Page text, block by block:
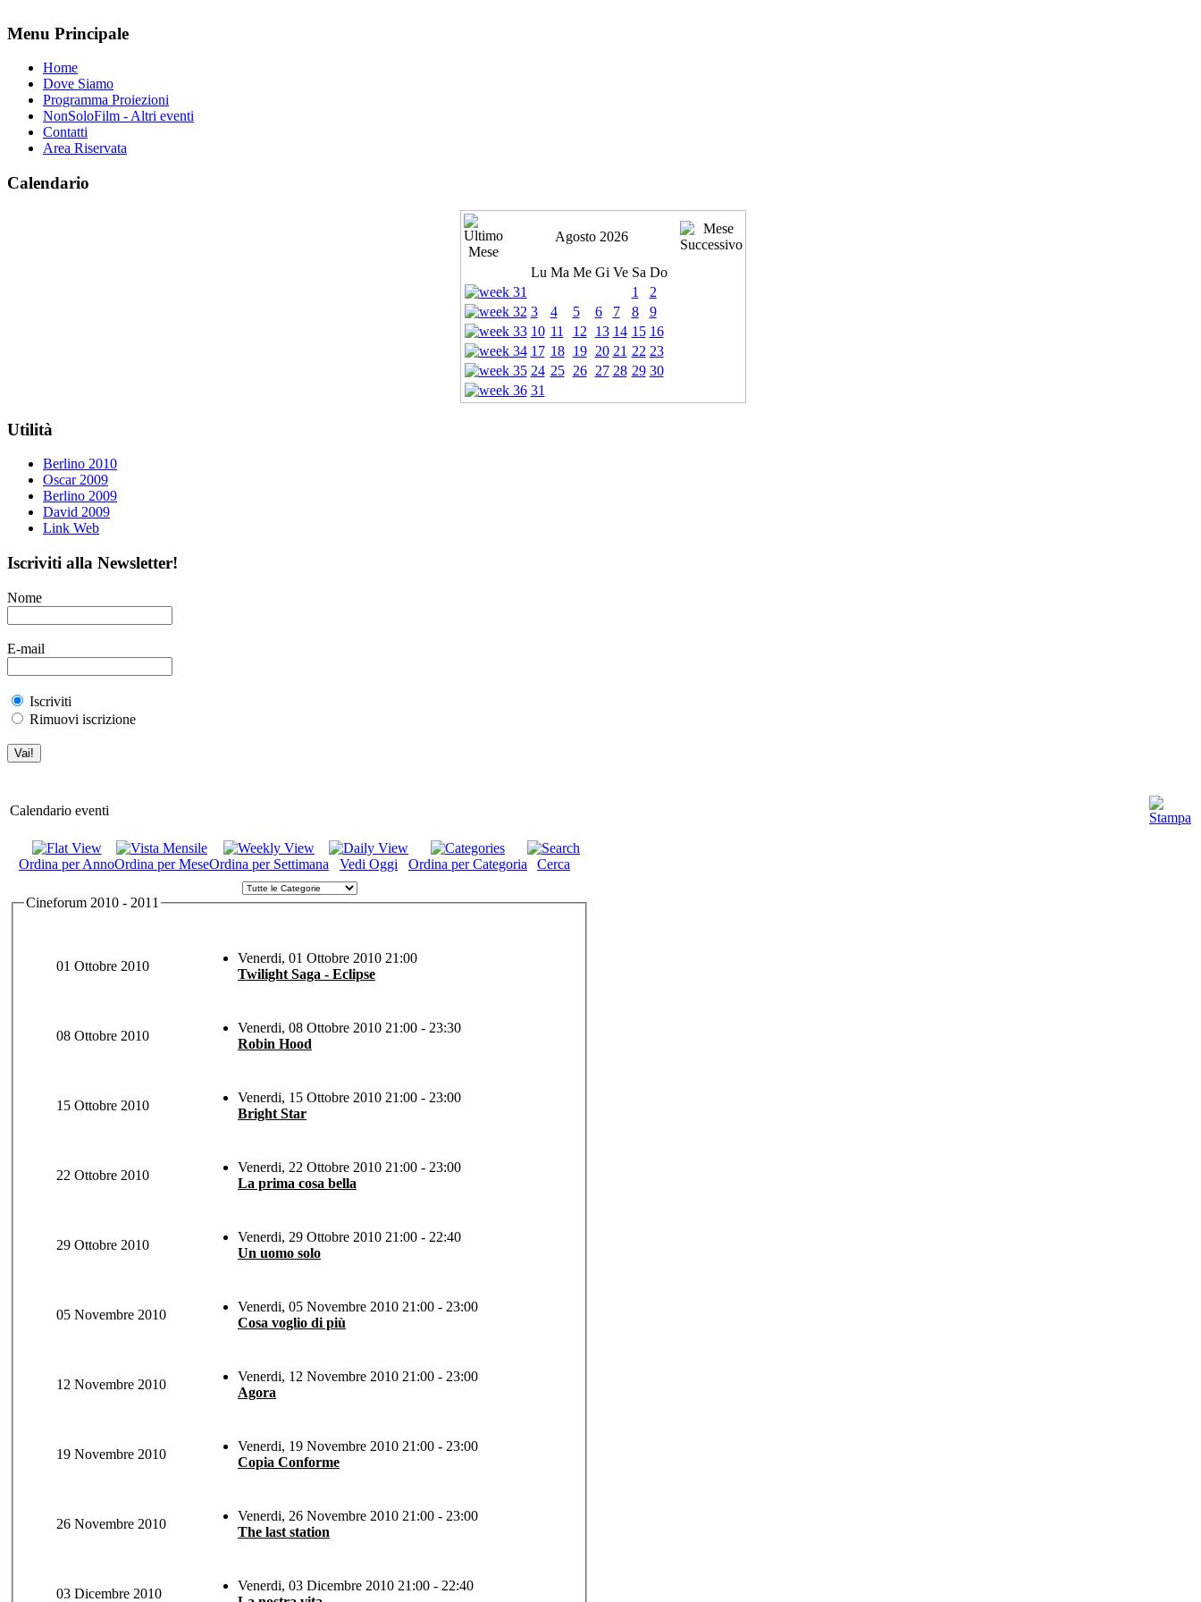
Menu Principale
Home
Dove Siamo
Programma Proiezioni
NonSoloFilm - Altri eventi
Contatti
Area Riservata
Calendario
Agosto 2026
Lu Ma Me Gi Ve Sa Do
1
2
3
4 5 6 7 8
9
10 11 12 13 14 15 16
17 18 19 20 21 22 23
24 25 26 27 28 29 30
31
Utilità
Berlino 2010
Oscar 2009
Berlino 2009
David 2009
Link Web
Iscriviti alla Newsletter!
Nome
E-mail
Iscriviti
Rimuovi iscrizione
Calendario eventi
Ordina per AnnoOrdina per MeseOrdina per Settimana Vedi Oggi Ordina per Categoria Cerca
Cineforum 2010 - 2011
01 Ottobre 2010
Venerdi, 01 Ottobre 2010 21:00
Twilight Saga - Eclipse
08 Ottobre 2010
Venerdi, 08 Ottobre 2010 21:00 - 23:30
Robin Hood
15 Ottobre 2010
Venerdi, 15 Ottobre 2010 21:00 - 23:00
Bright Star
22 Ottobre 2010
Venerdi, 22 Ottobre 2010 21:00 - 23:00
La prima cosa bella
29 Ottobre 2010
Venerdi, 29 Ottobre 2010 21:00 - 22:40
Un uomo solo
05 Novembre 2010
Venerdi, 05 Novembre 2010 21:00 - 23:00
Cosa voglio di più
12 Novembre 2010
Venerdi, 12 Novembre 2010 21:00 - 23:00
Agora
19 Novembre 2010
Venerdi, 19 Novembre 2010 21:00 - 23:00
Copia Conforme
26 Novembre 2010
Venerdi, 26 Novembre 2010 21:00 - 23:00
The last station
03 Dicembre 2010
Venerdi, 03 Dicembre 2010 21:00 - 22:40